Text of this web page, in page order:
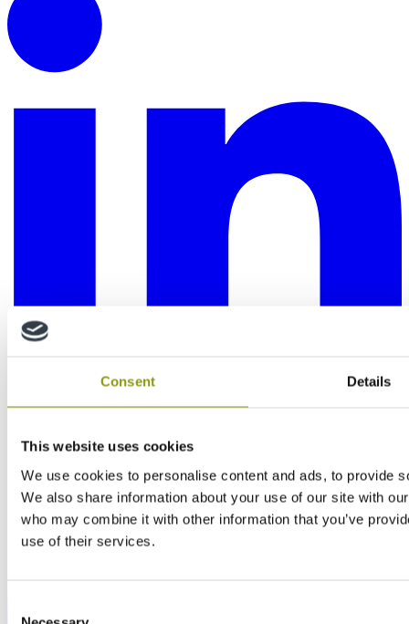
Consent Details
This website uses cookies
We use cookies to personalise content and ads, to provide
We also share information about your use of our site with
who may combine it with other information that you’ve
use of their services.